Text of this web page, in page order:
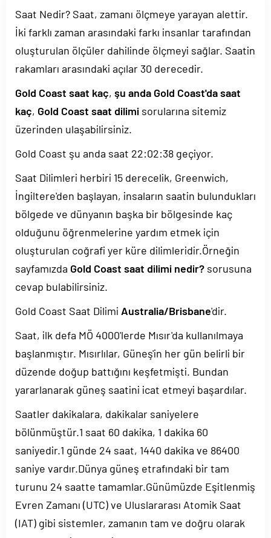
Saat Nedir? Saat, zamanı ölçmeye yarayan alettir.
İki farklı zaman arasındaki farkı insanlar tarafından
oluşturulan ölçüler dahilinde ölçmeyi sağlar. Saatin
rakamları arasındaki açılar 30 derecedir.
Gold Coast saat kaç, şu anda Gold Coast'da saat
kaç, Gold Coast saat dilimi sorularına sitemiz
üzerinden ulaşabilirsiniz.
Gold Coast şu anda saat 22:02:38 geçiyor.
Saat Dilimleri herbiri 15 derecelik, Greenwich,
İngiltere'den başlayan, insaların saatin bulundukları
bölgede ve dünyanın başka bir bölgesinde kaç
olduğunu öğrenmelerine yardım etmek için
oluşturulan coğrafi yer küre dilimleridir.Örneğin
sayfamızda Gold Coast saat dilimi nedir? sorusuna
cevap bulabilirsiniz.
Gold Coast Saat Dilimi Australia/Brisbane'dir.
Saat, ilk defa MÖ 4000'lerde Mısır'da kullanılmaya
başlanmıştır. Mısırlılar, Güneş'in her gün belirli bir
düzende doğup battığını keşfetmişti. Bundan
yararlanarak güneş saatini icat etmeyi başardılar.
Saatler dakikalara, dakikalar saniyelere
bölünmüştür.1 saat 60 dakika, 1 dakika 60
saniyedir.1 günde 24 saat, 1440 dakika ve 86400
saniye vardır.Dünya güneş etrafındaki bir tam
turunu 24 saatte tamamlar.Günümüzde Eşitlenmiş
Evren Zamanı (UTC) ve Uluslararası Atomik Saat
(IAT) gibi sistemler, zamanın tam ve doğru olarak